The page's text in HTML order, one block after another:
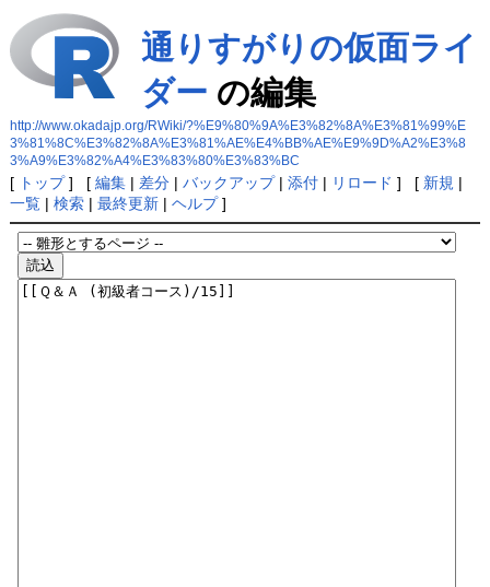
通りすがりの仮面ライ
ダー の編集
http://www.okadajp.org/RWiki/?%E9%80%9A%E3%82%8A%E3%81%99%E
3%81%8C%E3%82%8A%E3%81%AE%E4%BB%AE%E9%9D%A2%E3%8
3%A9%E3%82%A4%E3%83%80%E3%83%BC
[ トップ] [ 編集| 差分| バックアップ| 添付| リロード ] [ 新規 |
一覧| 検索| 最終更新| ヘルプ]